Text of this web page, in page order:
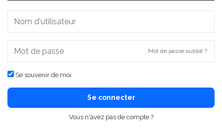
Mot de passe oublié ?
Se souvenir de moi
Se connecter
Vous n'avez pas de compte ?